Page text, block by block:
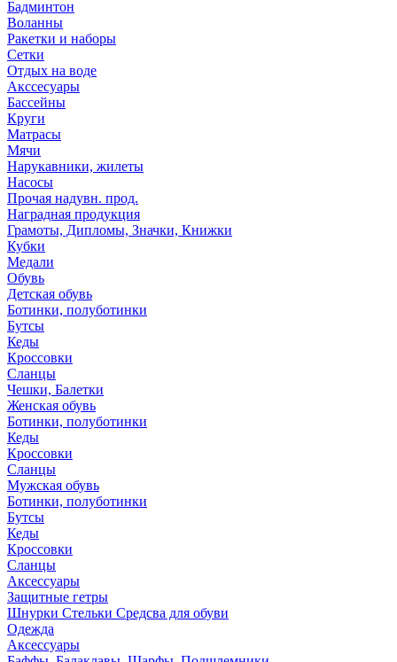
Бадминтон
Воланны
Ракетки и наборы
Сетки
Отдых на воде
Акссесуары
Бассейны
Круги
Матрасы
Мячи
Нарукавники, жилеты
Насосы
Прочая надувн. прод.
Наградная продукция
Грамоты, Дипломы, Значки, Книжки
Кубки
Медали
Обувь
Детская обувь
Ботинки, полуботинки
Бутсы
Кеды
Кроссовки
Сланцы
Чешки, Балетки
Женская обувь
Ботинки, полуботинки
Кеды
Кроссовки
Сланцы
Мужская обувь
Ботинки, полуботинки
Бутсы
Кеды
Кроссовки
Сланцы
Аксессуары
Защитные гетры
Шнурки Стельки Средсва для обуви
Одежда
Аксессуары